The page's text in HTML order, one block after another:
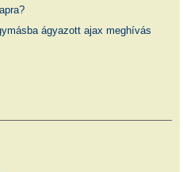
ágyazott ajax meghívás